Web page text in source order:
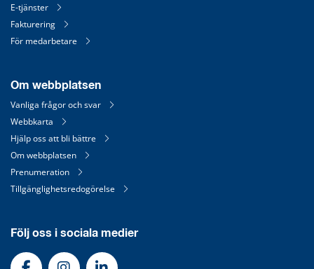
E-tjänster
Fakturering
För medarbetare
Om webbplatsen
Vanliga frågor och svar
Webbkarta
Hjälp oss att bli bättre
Om webbplatsen
Prenumeration
Tillgänglighetsredogörelse
Följ oss i sociala medier